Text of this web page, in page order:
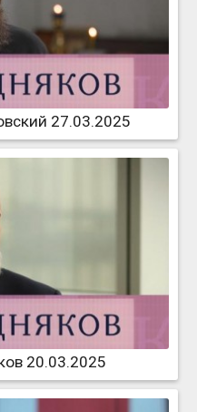
27.03.2025
20.03.2025